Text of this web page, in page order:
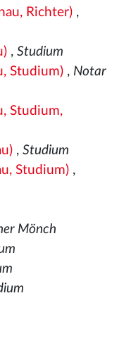
Richter),
, Studium
Studium), Notar
Studium,
, Studium
Studium),
Mönch